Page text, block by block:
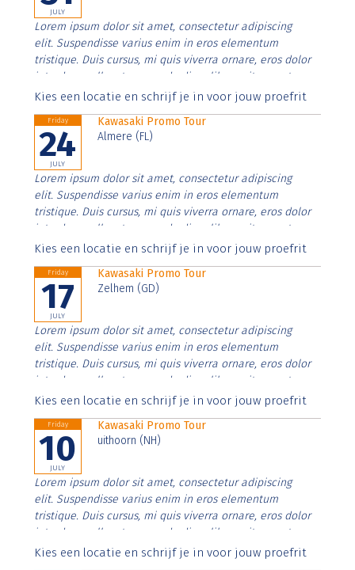
JULY
Lorem ipsum dolor sit amet, consectetur adipiscing
elit. Suspendisse varius enim in eros elementum
tristique. Duis cursus, mi quis viverra ornare, eros dolor
interdum nulla, ut commodo diam libero vitae erat.
Aenean faucibus nibh et justo cursus id rutrum lorem
Kies een locatie en schrijf je in voor jouw proefrit
Friday
24
JULY
Kawasaki Promo Tour
Almere (FL)
Lorem ipsum dolor sit amet, consectetur adipiscing
elit. Suspendisse varius enim in eros elementum
tristique. Duis cursus, mi quis viverra ornare, eros dolor
interdum nulla, ut commodo diam libero vitae erat.
Aenean faucibus nibh et justo cursus id rutrum lorem
Kies een locatie en schrijf je in voor jouw proefrit
Friday
17
JULY
Kawasaki Promo Tour
Zelhem (GD)
Lorem ipsum dolor sit amet, consectetur adipiscing
elit. Suspendisse varius enim in eros elementum
tristique. Duis cursus, mi quis viverra ornare, eros dolor
interdum nulla, ut commodo diam libero vitae erat.
Aenean faucibus nibh et justo cursus id rutrum lorem
Kies een locatie en schrijf je in voor jouw proefrit
Friday
10
JULY
Kawasaki Promo Tour
uithoorn (NH)
Lorem ipsum dolor sit amet, consectetur adipiscing
elit. Suspendisse varius enim in eros elementum
tristique. Duis cursus, mi quis viverra ornare, eros dolor
interdum nulla, ut commodo diam libero vitae erat.
Aenean faucibus nibh et justo cursus id rutrum lorem
Kies een locatie en schrijf je in voor jouw proefrit